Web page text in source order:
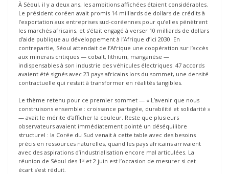
À Séoul, il y a deux ans, les ambitions affichées étaient considérables.
Le président coréen avait promis 14 milliards de dollars de crédits à
l’exportation aux entreprises sud-coréennes pour qu’elles pénètrent
les marchés africains, et s’était engagé à verser 10 milliards de dollars
d’aide publique au développement à l’Afrique d’ici 2030. En
contrepartie, Séoul attendait de l’Afrique une coopération sur l’accès
aux minerais critiques — cobalt, lithium, manganèse —
indispensables à son industrie des véhicules électriques. 47 accords
avaient été signés avec 23 pays africains lors du sommet, une densité
contractuelle qui restait à transformer en réalités tangibles.
Le thème retenu pour ce premier sommet — « L’avenir que nous
construisons ensemble : croissance partagée, durabilité et solidarité »
— avait le mérite d’afficher la couleur. Reste que plusieurs
observateurs avaient immédiatement pointé un déséquilibre
structurel : la Corée du Sud venait à cette table avec des besoins
précis en ressources naturelles, quand les pays africains arrivaient
avec des aspirations d’industrialisation encore mal articulées. La
réunion de Séoul des 1ᵉʳ et 2 juin est l’occasion de mesurer si cet
écart s’est réduit.